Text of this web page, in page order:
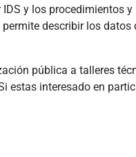
y los procedimientos
describir los datos
pública a talleres
interesado en